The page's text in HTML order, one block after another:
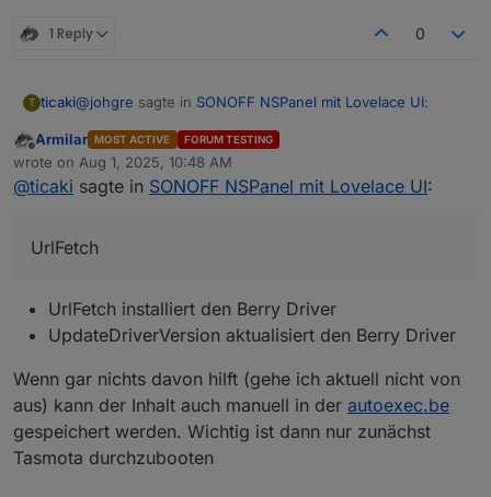
1 Reply 0
T ticaki@johgre sagte in SONOFF NSPanel mit Lovelace UI:
Der Adapter benutzt:
nochmal - wenn da im log zeichen müll steht - strom aus
Offline
Armilar MOST ACTIVE FORUM TESTING
wrote on Aug 1, 2025, 10:48 AM
last edited by
@ticaki sagte in SONOFF NSPanel mit Lovelace UI:
UrlFetch
UrlFetch installiert den Berry Driver
UpdateDriverVersion aktualisiert den Berry Driver
Wenn gar nichts davon hilft (gehe ich aktuell nicht von
aus) kann der Inhalt auch manuell in der autoexec.be
gespeichert werden. Wichtig ist dann nur zunächst
Tasmota durchzubooten